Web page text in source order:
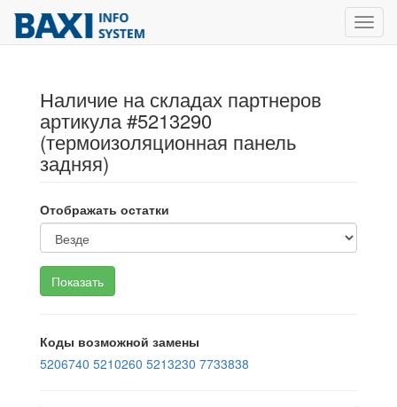
Наличие на складах партнеров
артикула #5213290
(термоизоляционная панель
задняя)
Отображать остатки
Коды возможной замены
5206740 5210260 5213230 7733838